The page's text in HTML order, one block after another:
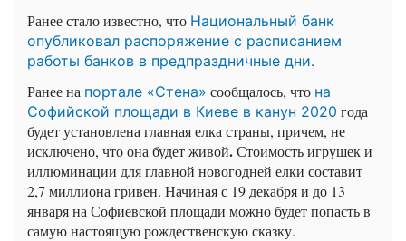
Ранее стало известно, что Национальный банк
опубликовал распоряжение с расписанием
работы банков в предпраздничные дни.
Ранее на портале «Стена» сообщалось, что на
Софийской площади в Киеве в канун 2020 года
будет установлена главная елка страны, причем, не
исключено, что она будет живой.Стоимость игрушек и
иллюминации для главной новогодней елки составит
2,7 миллиона гривен. Начиная с 19 декабря и до 13
января на Софиевской площади можно будет попасть в
самую настоящую рождественскую сказку.